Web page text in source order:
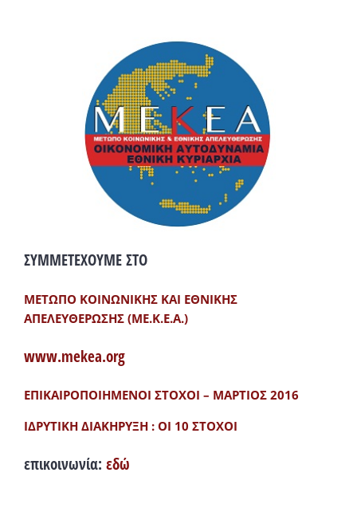
ΣΥΜΜΕΤΕΧΟΥΜΕ ΣΤΟ
ΜΕΤΩΠΟ ΚΟΙΝΩΝΙΚΗΣ ΚΑΙ ΕΘΝΙΚΗΣ
ΑΠΕΛΕΥΘΕΡΩΣΗΣ (ΜΕ.Κ.Ε.Α.)
www.mekea.org
ΕΠΙΚΑΙΡΟΠΟΙΗΜΕΝΟΙ ΣΤΟΧΟΙ – ΜΑΡΤΙΟΣ 2016
ΙΔΡΥΤΙΚΗ ΔΙΑΚΗΡΥΞΗ : ΟΙ 10 ΣΤΟΧΟΙ
επικοινωνία: εδώ